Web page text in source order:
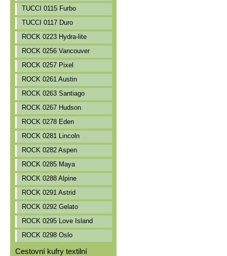
TUCCI 0115 Furbo
TUCCI 0117 Duro
ROCK 0223 Hydra-lite
ROCK 0256 Vancouver
ROCK 0257 Pixel
ROCK 0261 Austin
ROCK 0263 Santiago
ROCK 0267 Hudson
ROCK 0278 Eden
ROCK 0281 Lincoln
ROCK 0282 Aspen
ROCK 0285 Maya
ROCK 0288 Alpine
ROCK 0291 Astrid
ROCK 0292 Gelato
ROCK 0295 Love Island
ROCK 0298 Oslo
Cestovní kufry textilní